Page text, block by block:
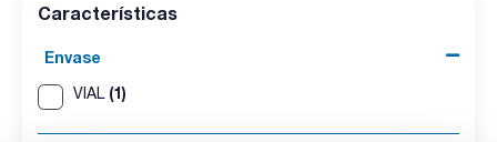
Características
Envase
VIAL (1)